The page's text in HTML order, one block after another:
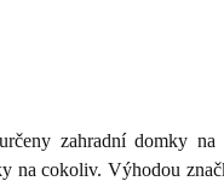
zahradní domky
na cokoliv. Výhodou